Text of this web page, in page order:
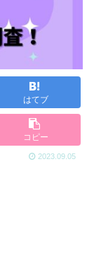
はてブ
コピー
2023.09.05